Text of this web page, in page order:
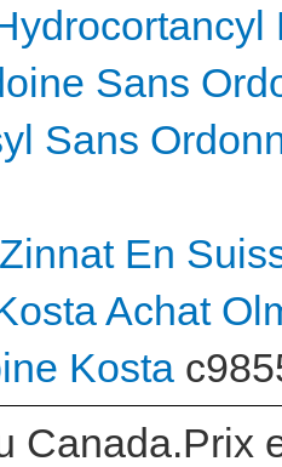
Sans
Sans
En
Achat
Kosta
Canada.Prix